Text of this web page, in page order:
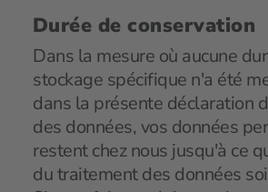
Durée de conservation
Dans la mesure où aucune
stockage spécifique n'a été
dans la présente déclaration
des données, vos données
restent chez nous jusqu'à ce
du traitement des données